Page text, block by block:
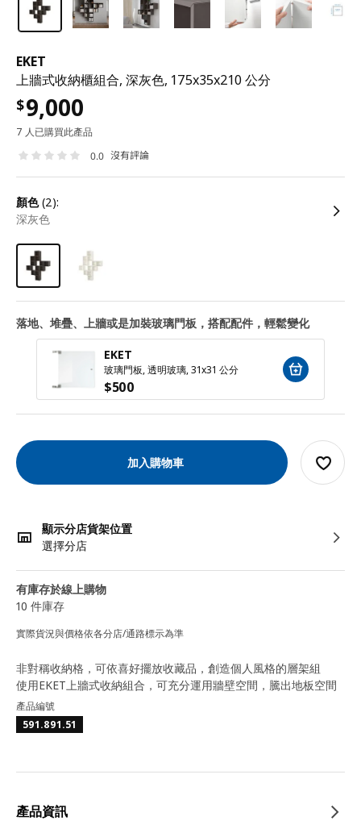
EKET
上牆式收納櫃組合, 深灰色, 175x35x210 公分
$9,000
7 人已購買此產品
0.0 沒有評論
顏色(2):
深灰色
落地、堆疊、上牆或是加裝玻璃門板，搭配配件，輕鬆變化
EKET
玻璃門板, 透明玻璃, 31x31 公分
$500
加入購物車
顯示分店貨架位置
選擇分店
有庫存於線上購物
10 件庫存
實際貨況與價格依各分店/通路標示為準
非對稱收納格，可依喜好擺放收藏品，創造個人風格的層架組
使用EKET上牆式收納組合，可充分運用牆壁空間，騰出地板空間
產品編號
591.891.51
產品資訊